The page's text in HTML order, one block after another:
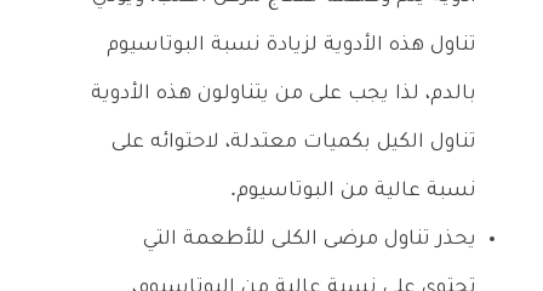
تناول هذه الأدوية لزيادة نسبة البوتاسيوم
بالدم، لذا يجب على من يتناولون هذه الأدوية
تناول الكيل بكميات معتدلة، لاحتوائه على
نسبة عالية من البوتاسيوم.
يحذر تناول مرضى الكلى للأطعمة التي